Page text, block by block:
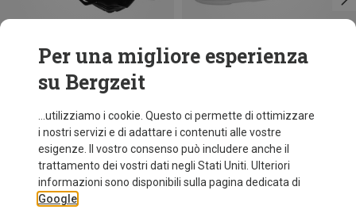
Risparmi 48%
Per una migliore esperienza
su Bergzeit
...utilizziamo i cookie. Questo ci permette di ottimizzare
i nostri servizi e di adattare i contenuti alle vostre
esigenze. Il vostro consenso può includere anche il
trattamento dei vostri dati negli Stati Uniti. Ulteriori
informazioni sono disponibili sulla pagina dedicata di
Google